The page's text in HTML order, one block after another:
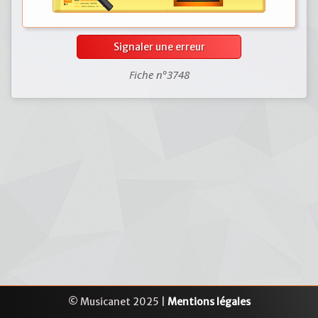
Signaler une erreur
Fiche n°3748
© Musicanet 2025 | Mentions légales